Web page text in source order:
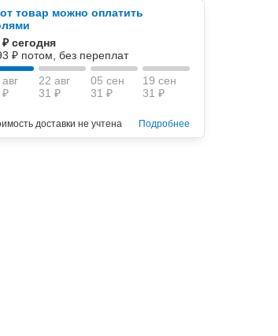
товар можно оплатить
₽ сегодня
₽ потом, без переплат
₽
22 авг
31 ₽
05 сен
31 ₽
19 сен
31 ₽
доставки не учтена Подробнее